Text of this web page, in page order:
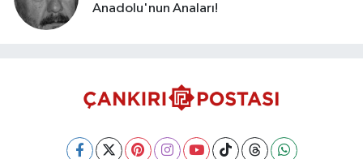
Anadolu'nun Anaları!